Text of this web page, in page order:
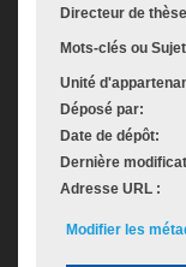
Directeur de
Mots-clés ou
Unité
Déposé par:
Date de dépôt:
Dernière
Adresse URL :
Modifier les